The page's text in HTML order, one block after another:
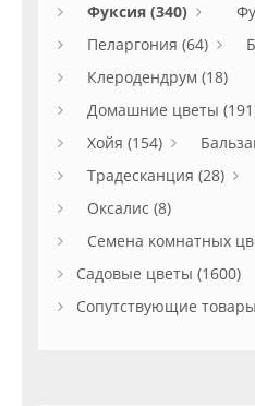
Фуксия (340)
Пеларгония (64)
Клеродендрум (18)
Домашние цветы
Хойя (154)
Традесканция (28)
Оксалис (8)
Семена комнатных
Садовые цветы (1600)
Сопутствующие